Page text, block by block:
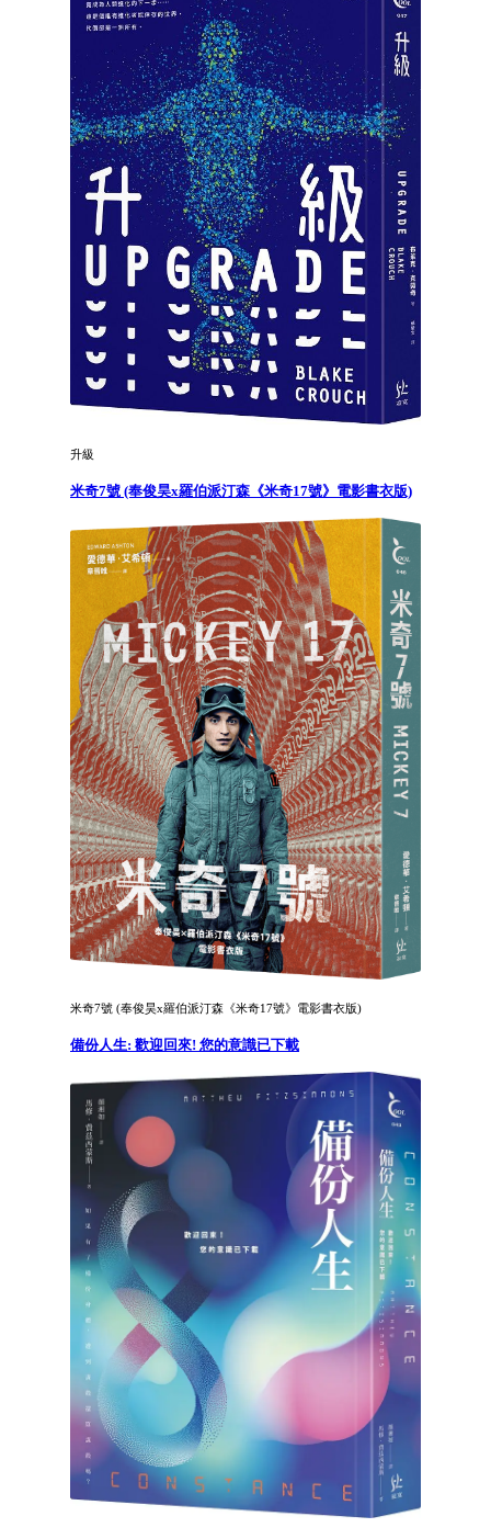
升級
米奇7號 (奉俊昊x羅伯派汀森《米奇17號》電影書衣版)
米奇7號 (奉俊昊x羅伯派汀森《米奇17號》電影書衣版)
備份人生: 歡迎回來! 您的意識已下載